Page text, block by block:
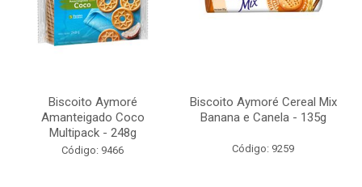
Biscoito Aymoré
Amanteigado Coco
Multipack - 248g
Código: 9466
Biscoito Aymoré Cereal Mix
Banana e Canela - 135g
Código: 9259